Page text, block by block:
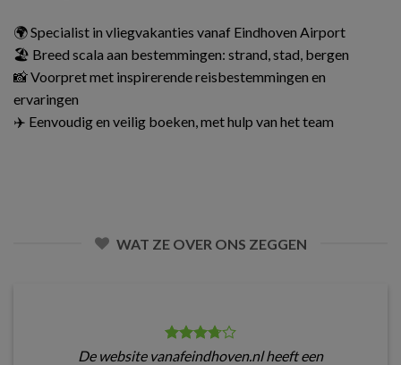
🌍 Specialist in vliegvakanties vanaf Eindhoven Airport
🏖️ Breed scala aan bestemmingen: strand, stad, bergen
📸 Voorpret met inspirerende reisbestemmingen en
ervaringen
✈️ Eenvoudig en veilig boeken, met hulp van het team
WAT ZE OVER ONS ZEGGEN
De website vanafeindhoven.nl heeft een